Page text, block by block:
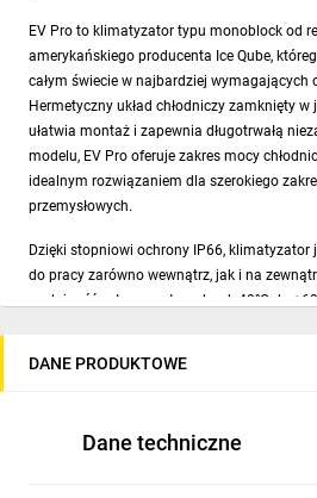
EV Pro to klimatyzator typu monoblock od
amerykańskiego producenta Ice Qube,
całym świecie w najbardziej wymagających
Hermetyczny układ chłodniczy zamknięty
ułatwia montaż i zapewnia długotrwałą
modelu, EV Pro oferuje zakres mocy
idealnym rozwiązaniem dla szerokiego
przemysłowych.
Dzięki stopniowi ochrony IP66, klimatyzator
do pracy zarówno wewnątrz, jak i na
wydajność w temperaturach od -40°C do
proszkowo stali ocynkowanej lub stali
DANE PRODUKTOWE
Dane techniczne